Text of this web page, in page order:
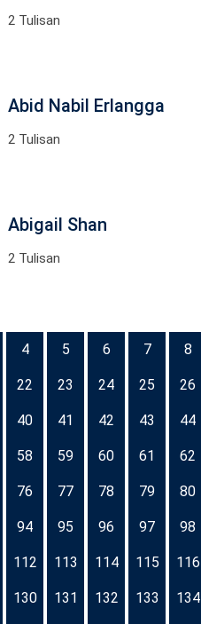
2 Tulisan
Abid Nabil Erlangga
2 Tulisan
Abigail Shan
2 Tulisan
4 5 6 7 8
22 23 24 25 26
40 41 42 43 44
58 59 60 61 62
76 77 78 79 80
94 95 96 97 98
112 113 114 115 116
130 131 132 133 134